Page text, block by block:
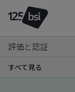
評価と認証
すべて見る